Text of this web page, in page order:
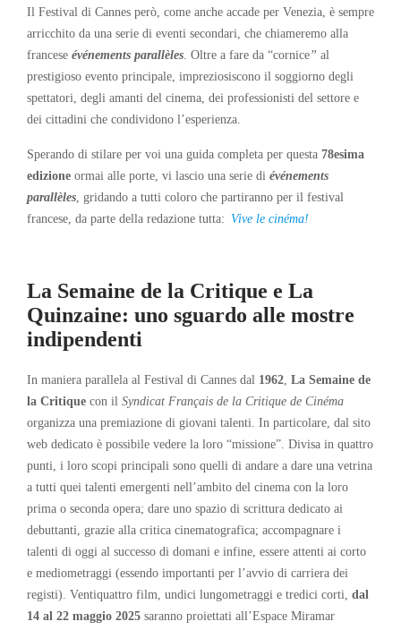
Il Festival di Cannes però, come anche accade per Venezia, è sempre
arricchito da una serie di eventi secondari, che chiameremo alla
francese événements parallèles. Oltre a fare da “cornice” al
prestigioso evento principale, impreziosiscono il soggiorno degli
spettatori, degli amanti del cinema, dei professionisti del settore e
dei cittadini che condividono l’esperienza.
Sperando di stilare per voi una guida completa per questa 78esima
edizione ormai alle porte, vi lascio una serie di événements
parallèles, gridando a tutti coloro che partiranno per il festival
francese, da parte della redazione tutta: Vive le cinéma!
La Semaine de la Critique e La
Quinzaine: uno sguardo alle mostre
indipendenti
In maniera parallela al Festival di Cannes dal 1962, La Semaine de
la Critique con il Syndicat Français de la Critique de Cinéma
organizza una premiazione di giovani talenti. In particolare, dal sito
web dedicato è possibile vedere la loro “missione”. Divisa in quattro
punti, i loro scopi principali sono quelli di andare a dare una vetrina
a tutti quei talenti emergenti nell’ambito del cinema con la loro
prima o seconda opera; dare uno spazio di scrittura dedicato ai
debuttanti, grazie alla critica cinematografica; accompagnare i
talenti di oggi al successo di domani e infine, essere attenti ai corto
e mediometraggi (essendo importanti per l’avvio di carriera dei
registi). Ventiquattro film, undici lungometraggi e tredici corti, dal
14 al 22 maggio 2025 saranno proiettati all’Espace Miramar